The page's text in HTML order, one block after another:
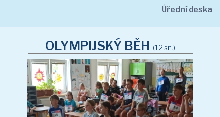
3. ročník
4. ročník
5. ročník
Kalendář ZŠ
Úřední deska
Úřední deska
OLYMPIJSKÝ BĚH(12 sn.)